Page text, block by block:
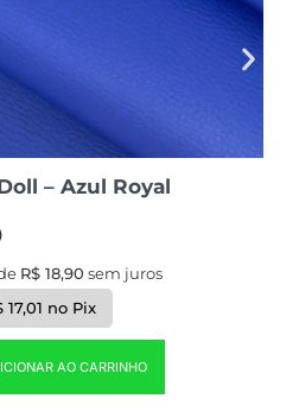
– Azul Royal
R$18,90 sem juros
17,01 no Pix
AO CARRINHO